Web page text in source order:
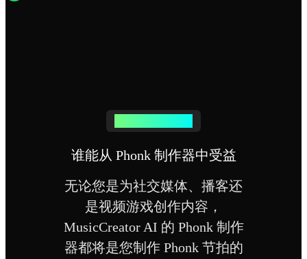
谁能从 Phonk 制作器中受益
无论您是为社交媒体、播客还
是视频游戏创作内容，
MusicCreator AI 的 Phonk 制作
器都将是您制作 Phonk 节拍的